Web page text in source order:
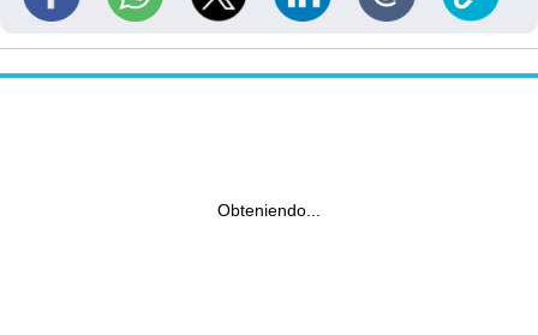
Obteniendo...